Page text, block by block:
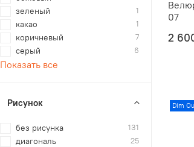
07
2
Dim
зеленый 1
какао 1
коричневый 7
серый 6
Показать все
Рисунок
без рисунка 131
диагональ 25